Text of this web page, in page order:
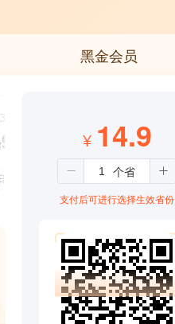
黑金会员
3个月
99
仅1.08元
¥ 14.9
支付后可进行选择生效省份